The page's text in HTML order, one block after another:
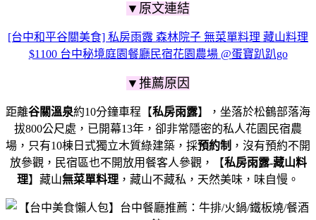
▼原文連結
[台中和平谷關美食] 私房雨露 森林院子 無菜單料理 藏山料理
$1100 台中秘境庭園餐廳民宿花園農場 @蛋寶趴趴go
▼推薦原因
距離谷關溫泉約10分鐘車程 【私房雨露】，坐落於松鶴部落海
拔800公尺處， 已開幕13年，卻非常隱密的私人花園民宿農
場， 只有10棟日式獨立木質綠建築， 採預約制 ，沒有預約不開
放參觀， 民宿區也不開放用餐客人參觀， 【私房雨露-藏山料
理】藏山無菜單料理 ，藏山不藏私， 天然美味，味自慢。